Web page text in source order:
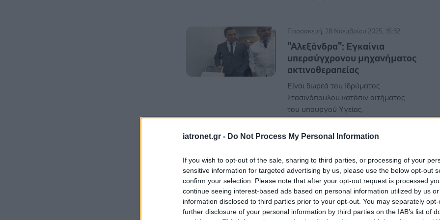
iatronet.gr - Do Not Process My Personal Information
If you wish to opt-out of the sale, sharing to third parties, or processing of your
sensitive information for targeted advertising by us, please use the below opt-out
confirm your selection. Please note that after your opt-out request is processed
continue seeing interest-based ads based on personal information utilized by us
information disclosed to third parties prior to your opt-out. You may separately
further disclosure of your personal information by third parties on the IAB’s list of
Παρασκευή, 28 Νοεμβρίου 2025, 15:32
"Αλεξάνδρα": Εγκαίνια
υπερσύγχρονου μηχανήματος
ακτινοθεραπείας
Είναι δωρεά του Ιδρύματος
Στασινόπουλου κατόπιν αιτήματος
του υπουργού Υγείας.
Πέμπτη, 11 Σεπτεμβρίου 2025, 08:00
Στερεοτακτική
ακτινοθεραπεία: Στο
Θεαγένειο η πρώτη εφαρμογή